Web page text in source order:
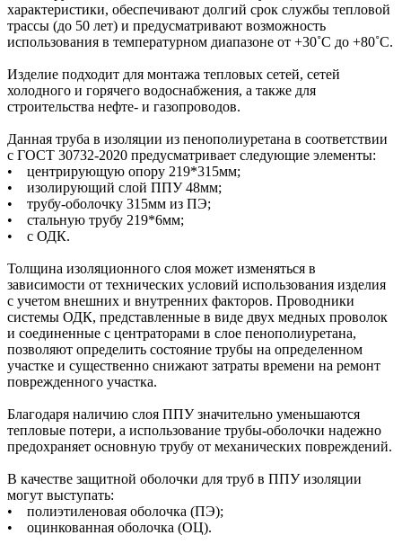
характеристики, обеспечивают долгий срок службы тепловой
трассы (до 50 лет) и предусматривают возможность
использования в температурном диапазоне от +30˚C до +80˚C.
Изделие подходит для монтажа тепловых сетей, сетей
холодного и горячего водоснабжения, а также для
строительства нефте- и газопроводов.
Данная труба в изоляции из пенополиуретана в соответствии
с ГОСТ 30732-2020 предусматривает следующие элементы:
• центрирующую опору 219*315мм;
• изолирующий слой ППУ 48мм;
• трубу-оболочку 315мм из ПЭ;
• стальную трубу 219*6мм;
• с ОДК.
Толщина изоляционного слоя может изменяться в
зависимости от технических условий использования изделия
с учетом внешних и внутренних факторов. Проводники
системы ОДК, представленные в виде двух медных проволок
и соединенные с центраторами в слое пенополиуретана,
позволяют определить состояние трубы на определенном
участке и существенно снижают затраты времени на ремонт
поврежденного участка.
Благодаря наличию слоя ППУ значительно уменьшаются
тепловые потери, а использование трубы-оболочки надежно
предохраняет основную трубу от механических повреждений.
В качестве защитной оболочки для труб в ППУ изоляции
могут выступать:
• полиэтиленовая оболочка (ПЭ);
• оцинкованная оболочка (ОЦ).